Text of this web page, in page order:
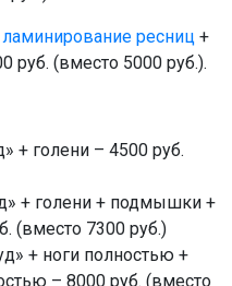
ламинирование ресниц +
руб. (вместо 5000 руб.).
+ голени – 4500 руб.
+ голени + подмышки +
(вместо 7300 руб.)
+ ноги полностью +
– 8000 руб. (вместо